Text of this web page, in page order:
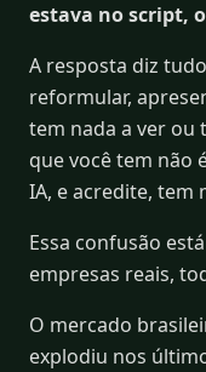
estava no script,
A resposta diz
reformular,
tem nada a ver
que você tem não
IA, e acredite, tem
Essa confusão
empresas reais,
O mercado
explodiu nos